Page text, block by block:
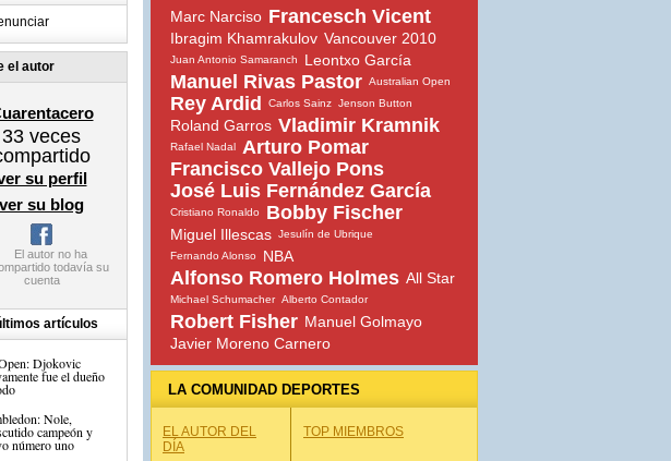
el autor
33 veces
su perfil
ver su blog
artículos
Djokovic
fue el dueño
Nole,
campeón y
número uno
Marc Narciso Francesch Vicent
Ibragim Khamrakulov Vancouver 2010
Juan Antonio Samaranch Leontxo García
Manuel Rivas Pastor Australian Open
Rey Ardid Carlos Sainz Jenson Button
Roland Garros Vladimir Kramnik
Rafael Nadal Arturo Pomar
Francisco Vallejo Pons
José Luis Fernández García
Cristiano Ronaldo Bobby Fischer
Miguel Illescas Jesulín de Ubrique
Fernando Alonso
NBA
Alfonso Romero Holmes All Star
Michael Schumacher Alberto Contador
Robert Fisher Manuel Golmayo
Javier Moreno Carnero
LA COMUNIDAD DEPORTES
EL AUTOR DEL
DÍA
TOP MIEMBROS